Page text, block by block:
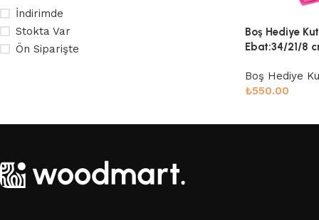
İndirimde
Stokta Var
Ön Siparişte
Boş Hediye
Ebat:34/21/8
Boş Hediye
₺550.00